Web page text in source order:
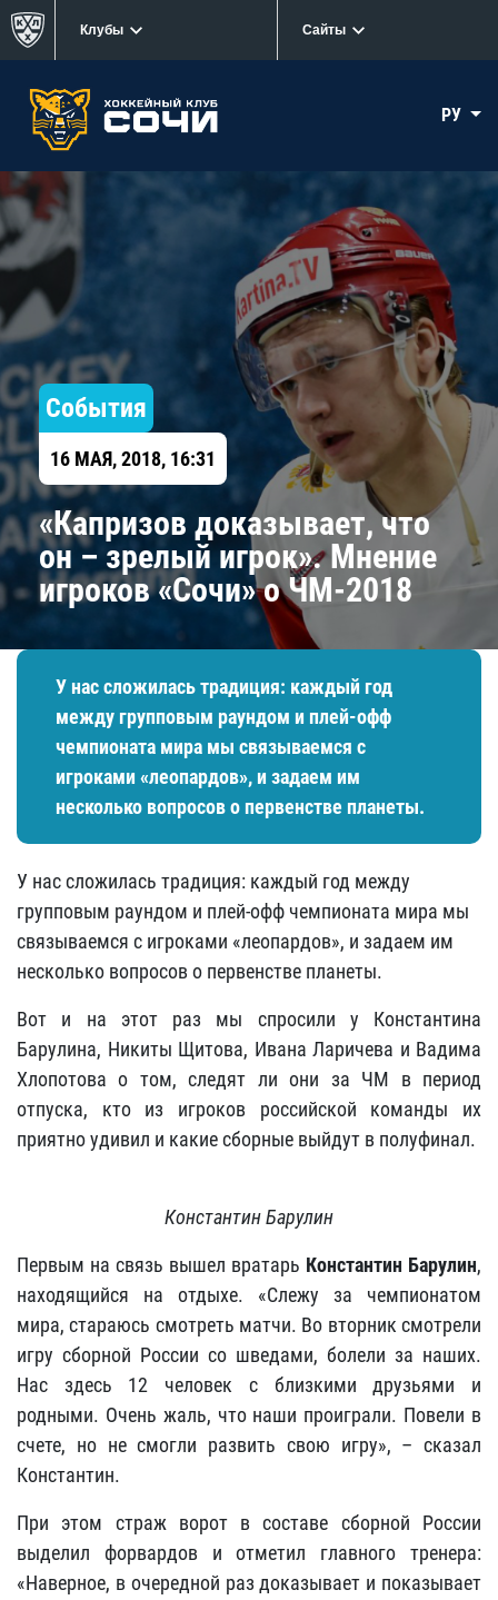
Клубы Сайты
РУ
События
16 МАЯ, 2018, 16:31
«Капризов доказывает, что
он – зрелый игрок». Мнение
игроков «Сочи» о ЧМ-2018
У нас сложилась традиция: каждый год
между групповым раундом и плей-офф
чемпионата мира мы связываемся с
игроками «леопардов», и задаем им
несколько вопросов о первенстве планеты.
У нас сложилась традиция: каждый год между
групповым раундом и плей-офф чемпионата мира мы
связываемся с игроками «леопардов», и задаем им
несколько вопросов о первенстве планеты.
Вот и на этот раз мы спросили у Константина
Барулина, Никиты Щитова, Ивана Ларичева и Вадима
Хлопотова о том, следят ли они за ЧМ в период
отпуска, кто из игроков российской команды их
приятно удивил и какие сборные выйдут в полуфинал.
Константин Барулин
Первым на связь вышел вратарь Константин Барулин,
находящийся на отдыхе. «Слежу за чемпионатом
мира, стараюсь смотреть матчи. Во вторник смотрели
игру сборной России со шведами, болели за наших.
Нас здесь 12 человек с близкими друзьями и
родными. Очень жаль, что наши проиграли. Повели в
счете, но не смогли развить свою игру», – сказал
Константин.
При этом страж ворот в составе сборной России
выделил форвардов и отметил главного тренера:
«Наверное, в очередной раз доказывает и показывает